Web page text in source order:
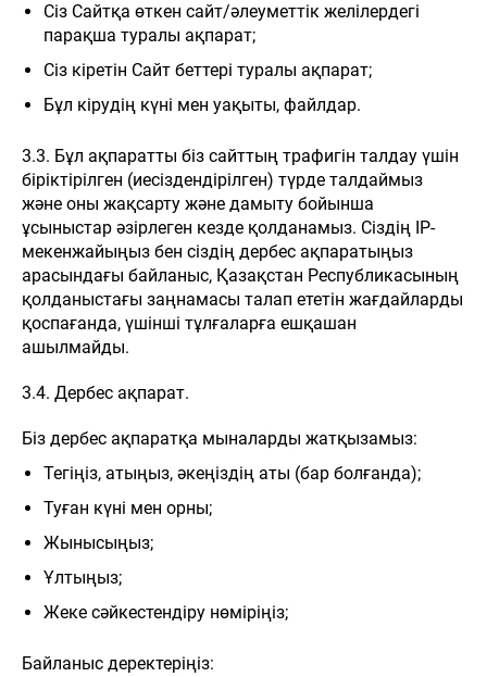
Сіз Сайтқа өткен сайт/әлеуметтік желілердегі
парақша туралы ақпарат;
Сіз кіретін Сайт беттері туралы ақпарат;
Бұл кірудің күні мен уақыты, файлдар.
3.3. Бұл ақпаратты біз сайттың трафигін талдау үшін
біріктірілген (иесіздендірілген) түрде талдаймыз
және оны жақсарту және дамыту бойынша
ұсыныстар әзірлеген кезде қолданамыз. Сіздің IP-
мекенжайыңыз бен сіздің дербес ақпаратыңыз
арасындағы байланыс, Қазақстан Республикасының
қолданыстағы заңнамасы талап ететін жағдайларды
қоспағанда, үшінші тұлғаларға ешқашан
ашылмайды.
3.4. Дербес ақпарат.
Біз дербес ақпаратқа мыналарды жатқызамыз:
Тегіңіз, атыңыз, әкеңіздің аты (бар болғанда);
Туған күні мен орны;
Жынысыңыз;
Ұлтыңыз;
Жеке сәйкестендіру нөміріңіз;
Байланыс деректеріңіз: